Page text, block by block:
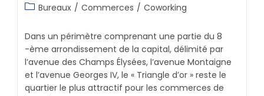
Bureaux / Commerces / Coworking
Dans un périmètre comprenant une partie du 8
-ème arrondissement de la capital, délimité par
l’avenue des Champs Élysées, l’avenue Montaigne
et l’avenue Georges IV, le « Triangle d’or » reste le
quartier le plus attractif pour les commerces de